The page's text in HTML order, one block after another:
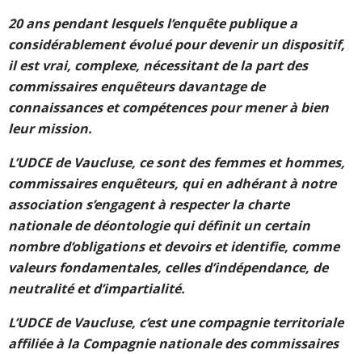
20 ans pendant lesquels l’enquête publique a
considérablement évolué pour devenir un dispositif,
il est vrai, complexe, nécessitant de la part des
commissaires enquêteurs davantage de
connaissances et compétences pour mener à bien
leur mission.
L’UDCE de Vaucluse, ce sont des femmes et hommes,
commissaires enquêteurs, qui en adhérant à notre
association s’engagent à respecter la charte
nationale de déontologie qui définit un certain
nombre d’obligations et devoirs et identifie, comme
valeurs fondamentales, celles d’indépendance, de
neutralité et d’impartialité.
L’UDCE de Vaucluse, c’est une compagnie territoriale
affiliée à la Compagnie nationale des commissaires